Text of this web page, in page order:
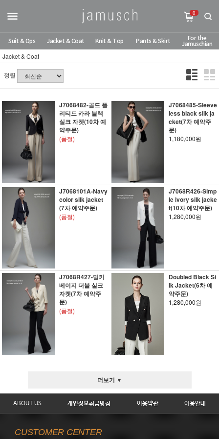
0
Suit & Ops Jacket & Coat Knit & Top Pants & Skirt
For the
Jamuschian
Jacket & Coat
정렬
J7068482-골드 플
리티드 카라 블랙
실크 자켓(10차 예
약주문)
(품절)
J7068485-Sleeve
less black silk ja
cket(7차 예약주
문)
1,180,000원
J7068101A-Navy
color silk jacket
(7차 예약주문)
(품절)
J7068R426-Simp
le ivory silk jacke
t(10차 예약주문)
1,280,000원
J7068R427-밀키
베이지 더블 실크
자켓(7차 예약주
문)
(품절)
Doubled Black Si
lk Jacket(6차 예
약주문)
1,280,000원
더보기 ▼
ABOUT US 개인정보취급방침 이용약관 이용안내
CUSTOMER CENTER